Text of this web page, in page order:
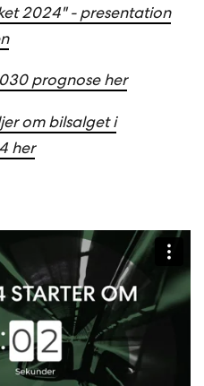
2024" - presentation
prognose her
om bilsalget i
her